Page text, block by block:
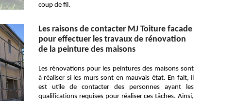
coup de fil.
Les raisons de contacter MJ Toiture facade
pour effectuer les travaux de rénovation
de la peinture des maisons
Les rénovations pour les peintures des maisons sont
à réaliser si les murs sont en mauvais état. En fait, il
est utile de contacter des personnes ayant les
qualifications requises pour réaliser ces tâches. Ainsi,